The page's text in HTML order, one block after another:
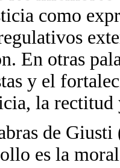
como
En otras
y el
la
de
es la